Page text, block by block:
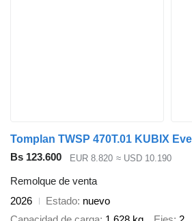
Tomplan TWSP 470T.01 KUBIX
Bs 123.600
EUR 8.820 ≈ USD 10.190
Remolque de venta
2026
Estado nuevo